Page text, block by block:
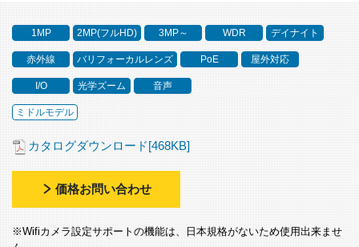
1MP 2MP(フルHD) 3MP～ WDR デイナイト
赤外線 バリフォーカルレンズ PoE 屋外対応
I/O 光学ズーム 音声
ミドルモデル
カタログダウンロード[468KB]
価格お問い合わせ
※Wifiカメラ設定サポートの機能は、日本規格がないため使用出来ませ